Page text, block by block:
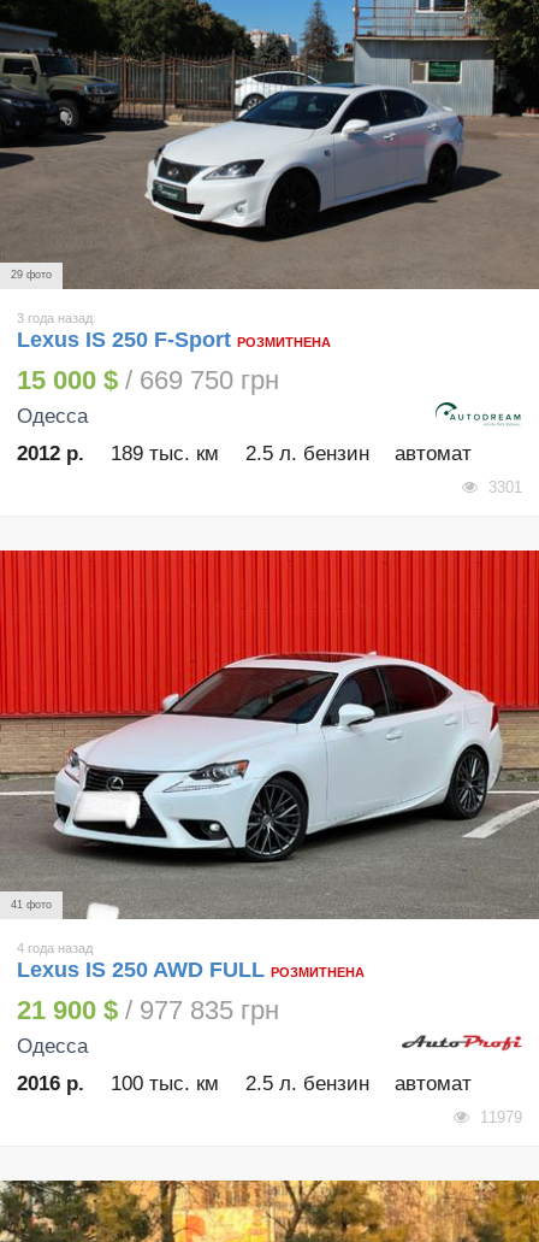
29 фото
3 года назад
Lexus IS 250 F-Sport РОЗМИТНЕНА
15 000 $ / 669 750 грн
Одесса
2012 р.
189 тыс. км 2.5 л. бензин автомат
3301
41 фото
4 года назад
Lexus IS 250 AWD FULL РОЗМИТНЕНА
21 900 $ / 977 835 грн
Одесса
2016 р.
100 тыс. км 2.5 л. бензин автомат
11979